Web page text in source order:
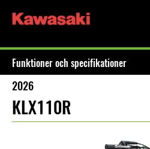
Funktioner och specifikationer
2026
KLX110R